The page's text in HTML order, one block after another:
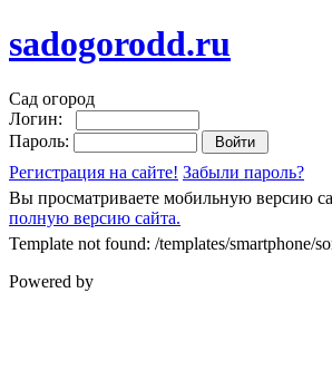
sadogorodd.ru
Сад огород
Логин:
Пароль:
Регистрация на сайте! Забыли пароль?
Вы просматриваете мобильную версию
полную версию сайта.
Template not found: /templates/smartphone/
Powered by